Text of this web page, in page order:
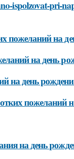
ispolzovat-pri-
пожеланий на
на день
на день
пожеланий
на день